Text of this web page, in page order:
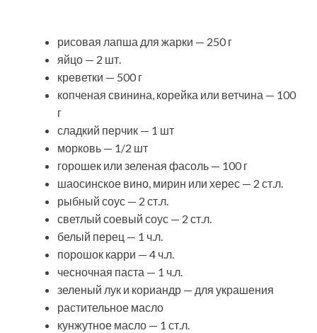
рисовая лапша для жарки — 250 г
яйцо — 2 шт.
креветки — 500 г
копченая свинина, корейка или ветчина — 100
г
сладкий перчик — 1 шт
морковь — 1/2 шт
горошек или зеленая фасоль — 100 г
шаосинское вино, мирин или херес — 2 ст.л.
рыбный соус — 2 ст.л.
светлый соевый соус — 2 ст.л.
белый перец — 1 ч.л.
порошок карри — 4 ч.л.
чесночная паста — 1 ч.л.
зеленый лук и кориандр — для украшения
растительное масло
кунжутное масло — 1 ст.л.